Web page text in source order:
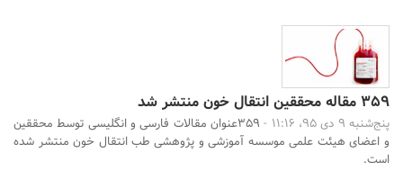
359 مقاله محققین انتقال خون منتشر شد
پنج‌شنبه 9 دی 95، 11:16 -
359عنوان مقالات فارسی و انگلیسی توسط محققین
و اعضای هیئت علمی موسسه آموزشی و پژوهشی طب انتقال خون منتشر شده
است.